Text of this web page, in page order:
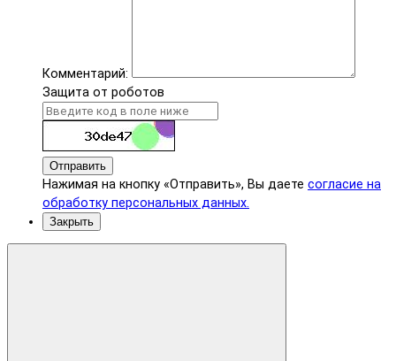
Комментарий:
Защита от роботов
Отправить
Нажимая на кнопку «Отправить», Вы даете согласие на
обработку персональных данных.
Закрыть